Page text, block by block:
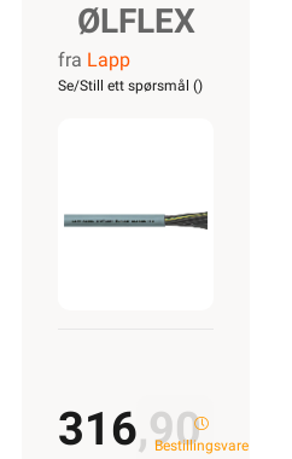
ØLFLEX
CLASSIC
fra Lapp
Se/Still ett spørsmål ()
316,90Bestillingsvare